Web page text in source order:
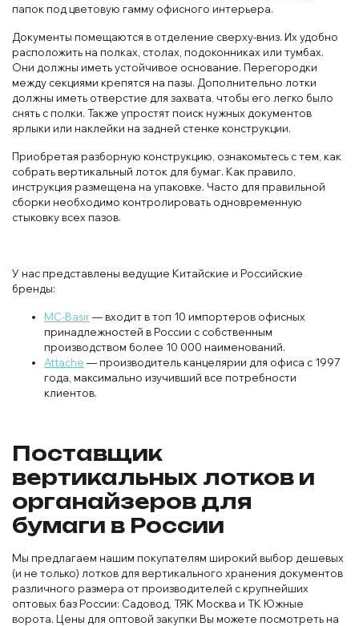
папок под цветовую гамму офисного интерьера.
Документы помещаются в отделение сверху-вниз. Их удобно
расположить на полках, столах, подоконниках или тумбах.
Они должны иметь устойчивое основание. Перегородки
между секциями крепятся на пазы. Дополнительно лотки
должны иметь отверстие для захвата, чтобы его легко было
снять с полки. Также упростят поиск нужных документов
ярлыки или наклейки на задней стенке конструкции.
Приобретая разборную конструкцию, ознакомьтесь с тем, как
собрать вертикальный лоток для бумаг. Как правило,
инструкция размещена на упаковке. Часто для правильной
сборки необходимо контролировать одновременную
стыковку всех пазов.
У нас представлены ведущие Китайские и Российские
бренды:
MC-Basir— входит в топ 10 импортеров офисных
принадлежностей в России с собственным
производством более 10 000 наименований.
Attache — производитель канцелярии для офиса с 1997
года, максимально изучивший все потребности
клиентов.
Поставщик
вертикальных лотков и
органайзеров для
бумаги в России
Мы предлагаем нашим покупателям широкий выбор дешевых
(и не только) лотков для вертикального хранения документов
различного размера от производителей с крупнейших
оптовых баз России: Садовод, ТЯК Москва и ТК Южные
ворота. Цены для оптовой закупки Вы можете посмотреть на